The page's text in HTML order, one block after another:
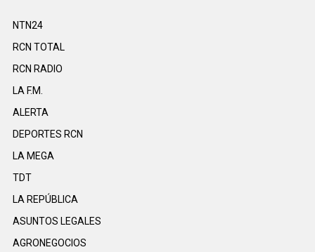
NTN24
RCN TOTAL
RCN RADIO
LA F.M.
ALERTA
DEPORTES RCN
LA MEGA
TDT
LA REPÚBLICA
ASUNTOS LEGALES
AGRONEGOCIOS